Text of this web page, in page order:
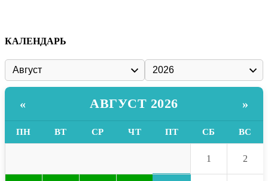
КАЛЕНДАРЬ
« АВГУСТ 2026 »
ПН ВТ СР ЧТ ПТ СБ ВС
1 2